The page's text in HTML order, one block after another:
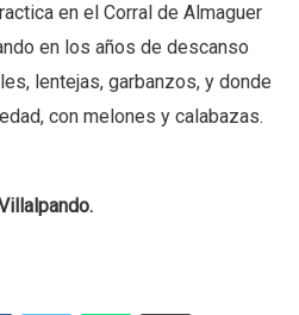
en el Corral de Almaguer
en los años de descanso
lentejas, garbanzos, y donde
con melones y calabazas.